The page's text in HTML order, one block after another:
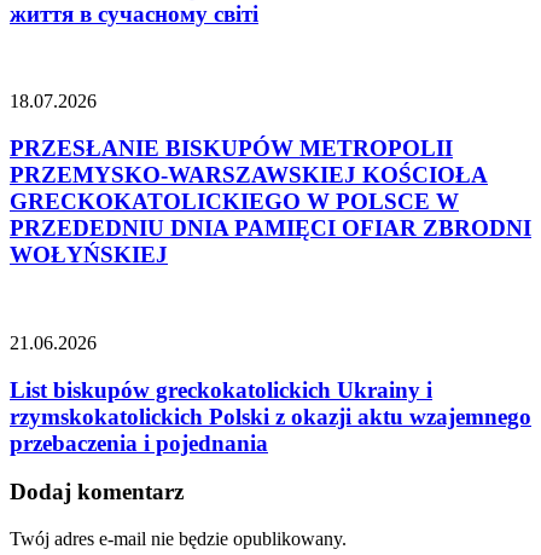
життя в сучасному світі
18.07.2026
PRZESŁANIE BISKUPÓW METROPOLII
PRZEMYSKO-WARSZAWSKIEJ KOŚCIOŁA
GRECKOKATOLICKIEGO W POLSCE W
PRZEDEDNIU DNIA PAMIĘCI OFIAR ZBRODNI
WOŁYŃSKIEJ
21.06.2026
List biskupów greckokatolickich Ukrainy i
rzymskokatolickich Polski z okazji aktu wzajemnego
przebaczenia i pojednania
Dodaj komentarz
Twój adres e-mail nie będzie opublikowany.